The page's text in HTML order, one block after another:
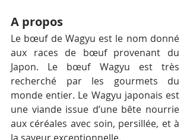
A propos
Le bœuf de Wagyu est le nom donné
aux races de bœuf provenant du
Japon. Le bœuf Wagyu est très
recherché par les gourmets du
monde entier. Le Wagyu japonais est
une viande issue d’une bête nourrie
aux céréales avec soin, persillée, et à